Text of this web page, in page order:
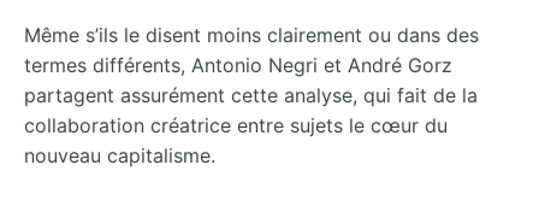
Même s’ils le disent moins clairement ou dans des
termes différents, Antonio Negri et André Gorz
partagent assurément cette analyse, qui fait de la
collaboration créatrice entre sujets le cœur du
nouveau capitalisme.